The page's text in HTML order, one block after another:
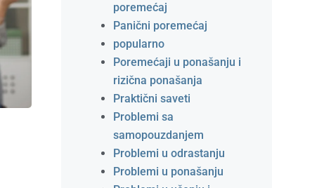
poremećaj
Panični poremećaj
popularno
Poremećaji u ponašanju i
rizična ponašanja
Praktični saveti
Problemi sa
samopouzdanjem
Problemi u odrastanju
Problemi u ponašanju